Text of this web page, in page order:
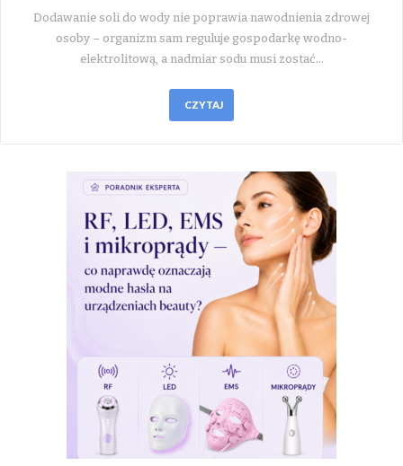
Dodawanie soli do wody nie poprawia nawodnienia zdrowej
osoby – organizm sam reguluje gospodarkę wodno-
elektrolitową, a nadmiar sodu musi zostać…
CZYTAJ